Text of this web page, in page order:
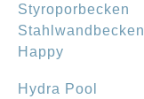
Styroporbecken
Stahlwandbecken
Happy
Hydra Pool